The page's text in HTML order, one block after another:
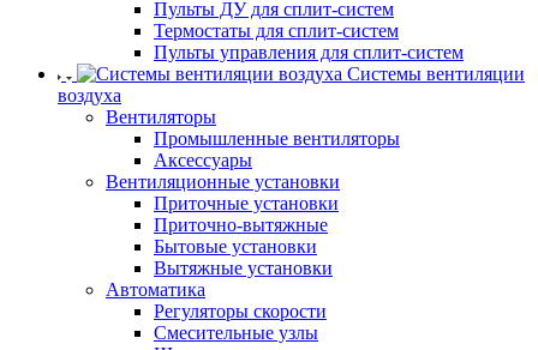
Пульты ДУ для сплит-систем
Термостаты для сплит-систем
Пульты управления для сплит-систем
Системы вентиляции
воздуха
Вентиляторы
Промышленные вентиляторы
Аксессуары
Вентиляционные установки
Приточные установки
Приточно-вытяжные
Бытовые установки
Вытяжные установки
Автоматика
Регуляторы скорости
Смесительные узлы